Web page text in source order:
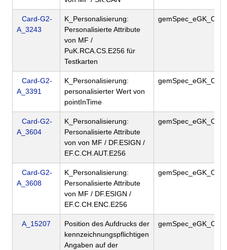
Card-G2-
A_3243
K_Personalisierung:
Personalisierte Attribute
von MF /
PuK.RCA.CS.E256 für
Testkarten
Card-G2-
A_3391
K_Personalisierung:
personalisierter Wert von
pointInTime
Card-G2-
A_3604
K_Personalisierung:
Personalisierte Attribute
von von MF / DF.ESIGN /
EF.C.CH.AUT.E256
Card-G2-
A_3608
K_Personalisierung:
Personalisierte Attribute
von MF / DF.ESIGN /
EF.C.CH.ENC.E256
A_15207
Position des Aufdrucks der
kennzeichnungspflichtigen
Angaben auf der
gemSpec_eGK_Opt